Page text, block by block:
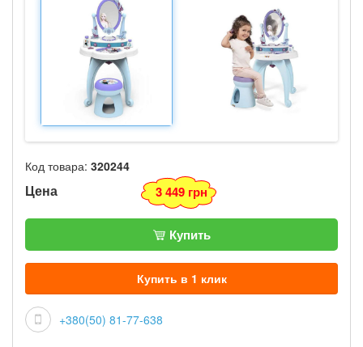
Код товара: 320244
Цена 3 449 грн
Купить
Купить в 1 клик
+380(50) 81-77-638